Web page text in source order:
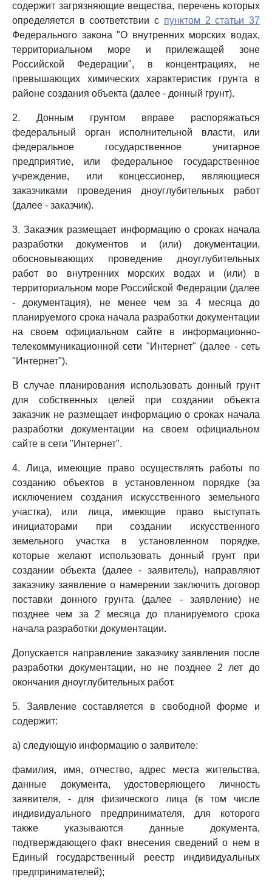
содержит загрязняющие вещества, перечень которых
определяется в соответствии с пунктом 2 статьи 37
Федерального закона "О внутренних морских водах,
территориальном море и прилежащей зоне
Российской Федерации", в концентрациях, не
превышающих химических характеристик грунта в
районе создания объекта (далее - донный грунт).
2. Донным грунтом вправе распоряжаться
федеральный орган исполнительной власти, или
федеральное государственное унитарное
предприятие, или федеральное государственное
учреждение, или концессионер, являющиеся
заказчиками проведения дноуглубительных работ
(далее - заказчик).
3. Заказчик размещает информацию о сроках начала
разработки документов и (или) документации,
обосновывающих проведение дноуглубительных
работ во внутренних морских водах и (или) в
территориальном море Российской Федерации (далее
- документация), не менее чем за 4 месяца до
планируемого срока начала разработки документации
на своем официальном сайте в информационно-
телекоммуникационной сети "Интернет" (далее - сеть
"Интернет").
В случае планирования использовать донный грунт
для собственных целей при создании объекта
заказчик не размещает информацию о сроках начала
разработки документации на своем официальном
сайте в сети "Интернет".
4. Лица, имеющие право осуществлять работы по
созданию объектов в установленном порядке (за
исключением создания искусственного земельного
участка), или лица, имеющие право выступать
инициаторами при создании искусственного
земельного участка в установленном порядке,
которые желают использовать донный грунт при
создании объекта (далее - заявитель), направляют
заказчику заявление о намерении заключить договор
поставки донного грунта (далее - заявление) не
позднее чем за 2 месяца до планируемого срока
начала разработки документации.
Допускается направление заказчику заявления после
разработки документации, но не позднее 2 лет до
окончания дноуглубительных работ.
5. Заявление составляется в свободной форме и
содержит:
а) следующую информацию о заявителе:
фамилия, имя, отчество, адрес места жительства,
данные документа, удостоверяющего личность
заявителя, - для физического лица (в том числе
индивидуального предпринимателя, для которого
также указываются данные документа,
подтверждающего факт внесения сведений о нем в
Единый государственный реестр индивидуальных
предпринимателей);